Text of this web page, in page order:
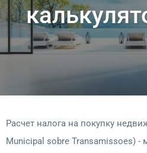
Расчет налога на покупку
Municipal sobre Transamissoes)